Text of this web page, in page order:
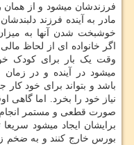
فرزندشان میشود و از همان
مادر به آینده فرزند
خوشبخت شدن آنها به میزان
اگر خانواده ای از لحاظ
وقت یک بار برای کودک
میشود در آینده و در زمان
باشد و بتواند برای خود کار
نیاز خود را بخرد. اما گاهی
صورت قطعی و مستمر انجام
برایشان ایجاد میشود سریعا
بورس خارج کنند و به ضخم